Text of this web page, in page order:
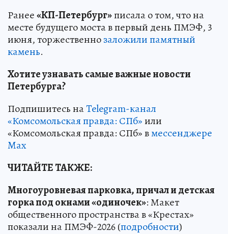
Ранее«КП-Петербург»писала о том, что на
месте будущего моста в первый день ПМЭФ, 3
июня, торжественнозаложили памятный
камень.
Хотите узнавать самые важные новости
Петербурга?
Подпишитесь наTelegram-канал
«Комсомольская правда: СПб»или
«Комсомольская правда: СПб» вмессенджере
Max
ЧИТАЙТЕ ТАКЖЕ:
Многоуровневая парковка, причал и детская
горка под окнами «одиночек»: Макет
общественного пространства в «Крестах»
показали на ПМЭФ-2026 (подробности)